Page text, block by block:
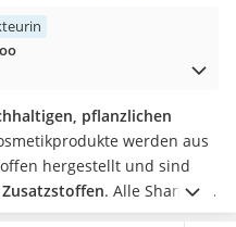
pflanzlichen
werden aus
hergestellt und sind
. Alle Shampoo-
recycelbar. Auf diese